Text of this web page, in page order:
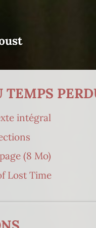
TEMPS
intégral
(8 Mo)
Lost Time